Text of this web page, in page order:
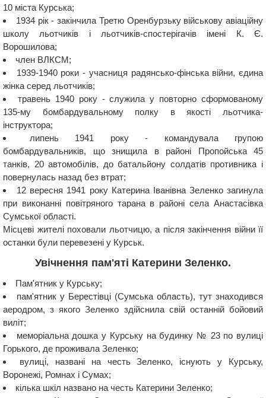
10 міста Курська;
1934 рік - закінчила Третю Оренбурзьку військову авіаційну
школу льотчиків і льотчиків-спостерігачів імені К. Є.
Ворошилова;
член ВЛКСМ;
1939-1940 роки - учасниця радянсько-фінська війни, єдина
жінка серед льотчиків;
травень 1940 року - служила у повторно сформованому
135-му бомбардувальному полку в якості льотчика-
інструктора;
липень 1941 року - командувала групою
бомбардувальників, що знищила в районі Пропойська 45
танків, 20 автомобілів, до батальйону солдатів противника і
повернулась назад без втрат;
12 вересня 1941 року Катерина Іванівна Зеленко загинула
при виконанні повітряного тарана в районі села Анастасівка
Сумської області.
Місцеві жителі поховали льотчицю, а після закінчення війни її
останки були перевезені у Курськ.
Увічнення пам'яті Катерини Зеленко.
Пам'ятник у Курську;
пам'ятник у Берестівці (Сумська область), тут знаходився
аеродром, з якого Зеленко здійснила свій останній бойовий
виліт;
меморіальна дошка у Курську на будинку № 23 по вулиці
Горького, де проживала Зеленко;
вулиці, названі на честь Зеленко, існують у Курську,
Воронежі, Ромнах і Сумах;
кілька шкіл названо на честь Катерини Зеленко;